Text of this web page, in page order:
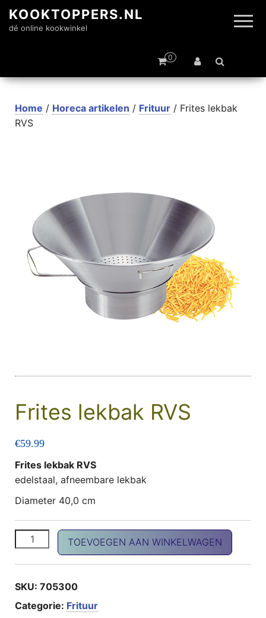
KOOKTOPPERS.NL
dé online kookwinkel
0
Home / Horeca artikelen / Frituur / Frites lekbak
RVS
Frites lekbak RVS
€59.99
Frites lekbak RVS
edelstaal, afneembare lekbak
Diameter 40,0 cm
Frites lekbak RVS aantal
TOEVOEGEN AAN WINKELWAGEN
SKU: 705300
Categorie: Frituur